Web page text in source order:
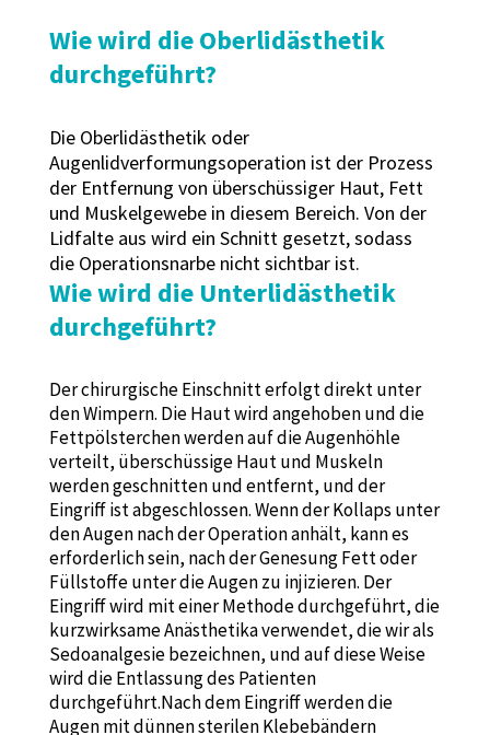
Wie wird die Oberlidästhetik
durchgeführt?
Die Oberlidästhetik oder
Augenlidverformungsoperation ist der Prozess
der Entfernung von überschüssiger Haut, Fett
und Muskelgewebe in diesem Bereich. Von der
Lidfalte aus wird ein Schnitt gesetzt, sodass
die Operationsnarbe nicht sichtbar ist.
Wie wird die Unterlidästhetik
durchgeführt?
Der chirurgische Einschnitt erfolgt direkt unter
den Wimpern. Die Haut wird angehoben und die
Fettpölsterchen werden auf die Augenhöhle
verteilt, überschüssige Haut und Muskeln
werden geschnitten und entfernt, und der
Eingriff ist abgeschlossen. Wenn der Kollaps unter
den Augen nach der Operation anhält, kann es
erforderlich sein, nach der Genesung Fett oder
Füllstoffe unter die Augen zu injizieren. Der
Eingriff wird mit einer Methode durchgeführt, die
kurzwirksame Anästhetika verwendet, die wir als
Sedoanalgesie bezeichnen, und auf diese Weise
wird die Entlassung des Patienten
durchgeführt.Nach dem Eingriff werden die
Augen mit dünnen sterilen Klebebändern